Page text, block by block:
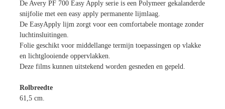
De Avery PF 700 Easy Apply serie is een Polymeer gekalanderde
snijfolie met een easy apply permanente lijmlaag.
De EasyApply lijm zorgt voor een comfortabele montage zonder
luchtinsluitingen.
Folie geschikt voor middellange termijn toepassingen op vlakke
en lichtglooiende oppervlakken.
Deze films kunnen uitstekend worden gesneden en gepeld.
Rolbreedte
61,5 cm.